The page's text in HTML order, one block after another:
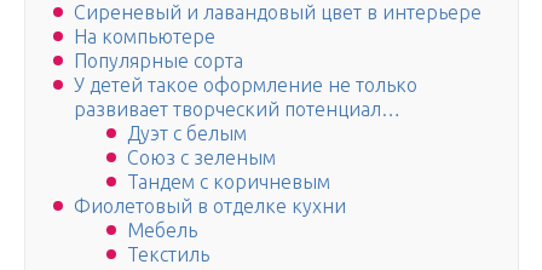
Сиреневый и лавандовый цвет в интерьере
На компьютере
Популярные сорта
У детей такое оформление не только
развивает творческий потенциал…
Дуэт с белым
Союз с зеленым
Тандем с коричневым
Фиолетовый в отделке кухни
Мебель
Текстиль